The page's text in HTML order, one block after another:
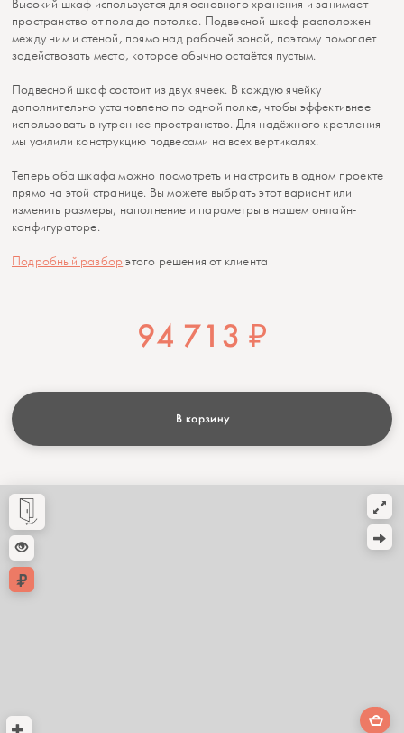
Высокий шкаф используется для основного хранения и занимает
пространство от пола до потолка. Подвесной шкаф расположен
между ним и стеной, прямо над рабочей зоной, поэтому помогает
задействовать место, которое обычно остаётся пустым.
Подвесной шкаф состоит из двух ячеек. В каждую ячейку
дополнительно установлено по одной полке, чтобы эффективнее
использовать внутреннее пространство. Для надёжного крепления
мы усилили конструкцию подвесами на всех вертикалях.
Теперь оба шкафа можно посмотреть и настроить в одном проекте
прямо на этой странице. Вы можете выбрать этот вариант или
изменить размеры, наполнение и параметры в нашем онлайн-
конфигураторе.
Подробный разбор этого решения от клиента
94 713 ₽
В корзину